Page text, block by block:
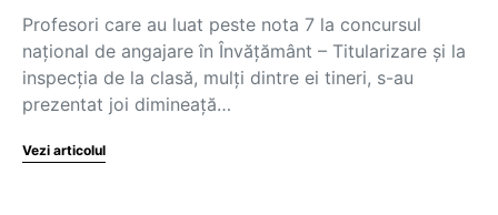
Profesori care au luat peste nota 7 la concursul
național de angajare în Învățământ – Titularizare și la
inspecția de la clasă, mulți dintre ei tineri, s-au
prezentat joi dimineață…
Vezi articolul